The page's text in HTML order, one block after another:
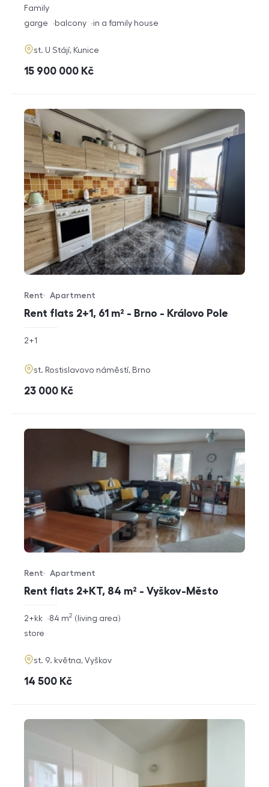
rozměry
disposition
Family
funkce
garge balcony in a family house
adresa
st. U Stájí, Kunice
cena
15 900 000 Kč
Rent flats 2+1, 61 m² - Brno - Královo Pole
Offer type
Rent
Property type
Apartment
rozměry
disposition
2+1
adresa
st. Rostislavovo náměstí, Brno
cena
23 000 Kč
Rent flats 2+KT, 84 m² - Vyškov-Město
Offer type
Rent
Property type
Apartment
rozměry
disposition
2+kk living area
84 m2
funkce
store
adresa
st. 9. května, Vyškov
cena
14 500 Kč